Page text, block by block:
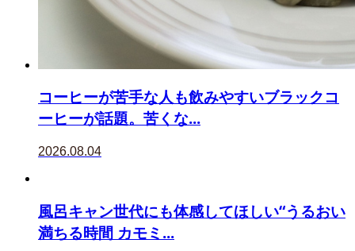
コーヒーが苦手な人も飲みやすいブラックコ
ーヒーが話題。苦くな...
2026.08.04
風呂キャン世代にも体感してほしい“うるおい
満ちる時間 カモミ...